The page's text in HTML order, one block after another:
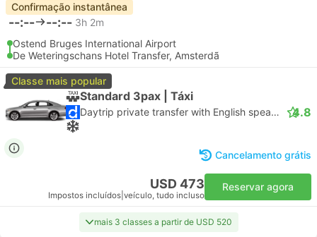
Confirmação instantânea
--:-- --:-- 3h 2m
Ostend Bruges International Airport
De Weteringschans Hotel Transfer, Amsterdã
Classe mais popular
Standard 3pax | Táxi
Daytrip private transfer with English speaking driver 4.8
Cancelamento grátis
USD 473
Impostos incluídos veículo, tudo incluso
Reservar agora
mais 3 classes a partir de USD 520